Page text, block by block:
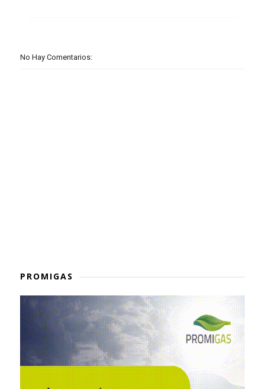
No Hay Comentarios:
PROMIGAS